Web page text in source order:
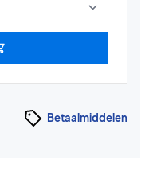
Betaalmiddelen